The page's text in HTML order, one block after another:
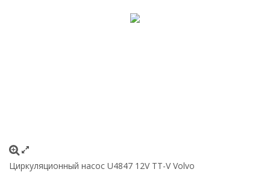
Циркуляционный насос U4847 12V TT-V Volvo